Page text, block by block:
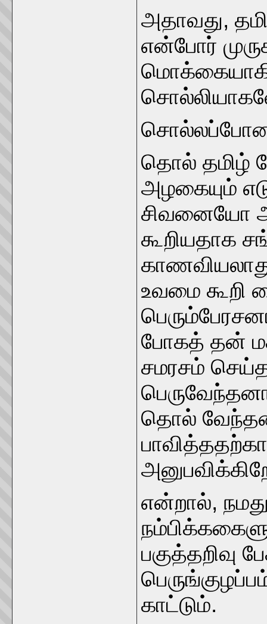
அதாவது,
என்போர்
தொல் தமிழ்
அழகையும்
சிவனையோ
கூறியதாக
உவமை கூறி
போகத் தன்
சமரசம்
தொல்
என்றால்,
பகுத்தறிவு
காட்டும்.